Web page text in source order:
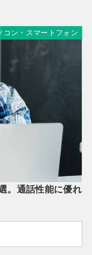
コン・スマートフォン
。通話性能に優れ